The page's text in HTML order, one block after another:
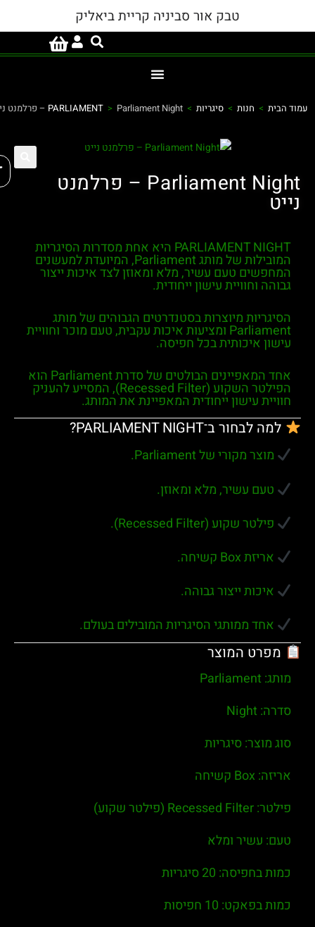
טבק אור סביניה קריית ביאליק
הבית > חנות > סיגריות >
PARLIAMENT > Parliament Night – פרלמנט נייט
Parliament Night – פרלמנט
נייט
PARLIAMENT NIGHTהיא אחת מסדרות הסיגריות
המובילות של מותגParliament, המיועדת למעשנים
המחפשים טעם עשיר, מלא ומאוזן לצד איכות ייצור
גבוהה וחוויית עישון ייחודית.
הסיגריות מיוצרות בסטנדרטים הגבוהים של מותג
Parliamentומציעות איכות עקבית, טעם מוכר וחוויית
עישון איכותית בכל חפיסה.
אחד המאפיינים הבולטים של סדרתParliamentהוא
הפילטר השקוע (Recessed Filter), המסייע להעניק
חוויית עישון ייחודית המאפיינת את המותג.
למה לבחור ב־PARLIAMENT NIGHT?
מוצר מקורי של Parliament.
טעם עשיר, מלא ומאוזן.
פילטר שקוע (Recessed Filter).
אריזת Box קשיחה.
איכות ייצור גבוהה.
אחד ממותגי הסיגריות המובילים בעולם.
מפרט המוצר
מותג:Parliament
סדרה:Night
סוג מוצר:סיגריות
אריזה:Box קשיחה
פילטר:Recessed Filter (פילטר שקוע)
טעם:עשיר ומלא
כמות בחפיסה:20 סיגריות
כמות בפאקט:10 חפיסות